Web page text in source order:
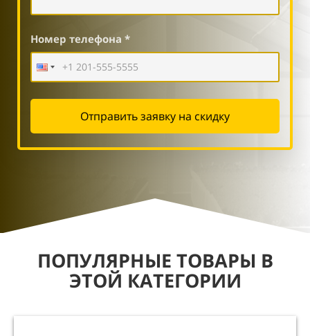
Номер телефона *
Отправить заявку на скидку
ПОПУЛЯРНЫЕ ТОВАРЫ В
ЭТОЙ КАТЕГОРИИ